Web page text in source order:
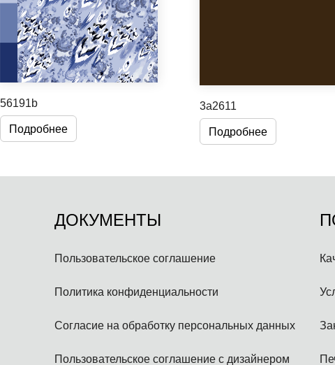
56191b
Подробнее
3a2611
Подробнее
ДОКУМЕНТЫ
Пользовательское соглашение
Политика конфиденциальности
Согласие на обработку персональных данных
Пользовательское соглашение с дизайнером